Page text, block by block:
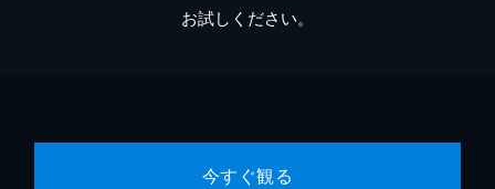
お試しください。
今すぐ観る